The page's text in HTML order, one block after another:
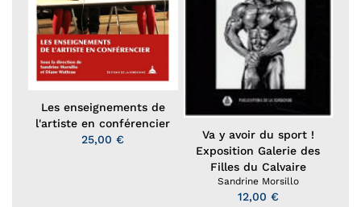
Les enseignements de
l'artiste en conférencier
25,00 €
Va y avoir du sport !
Exposition Galerie des
Filles du Calvaire
Sandrine Morsillo
12,00 €